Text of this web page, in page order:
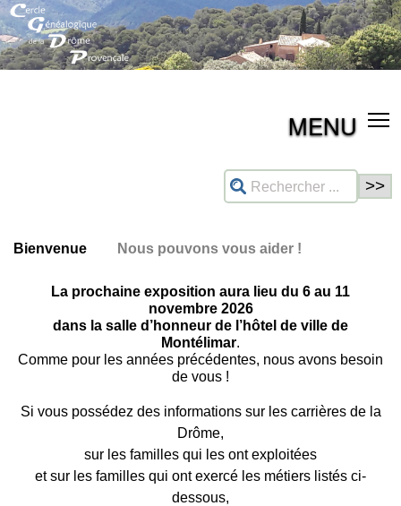
MENU
Bienvenue Nous pouvons vous aider !
La prochaine exposition aura lieu du 6 au 11
novembre 2026
dans la salle d’honneur de l’hôtel de ville de
Montélimar.
Comme pour les années précédentes, nous avons besoin
de vous !
Si vous possédez des informations sur les carrières de la
Drôme,
sur les familles qui les ont exploitées
et sur les familles qui ont exercé les métiers listés ci-
dessous,